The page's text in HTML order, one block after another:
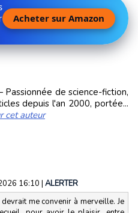
Acheter sur Amazon
de science-fiction,
depuis l'an 2000, portée...
cet auteur
16:10 | ALERTER
me convenir à merveille. Je